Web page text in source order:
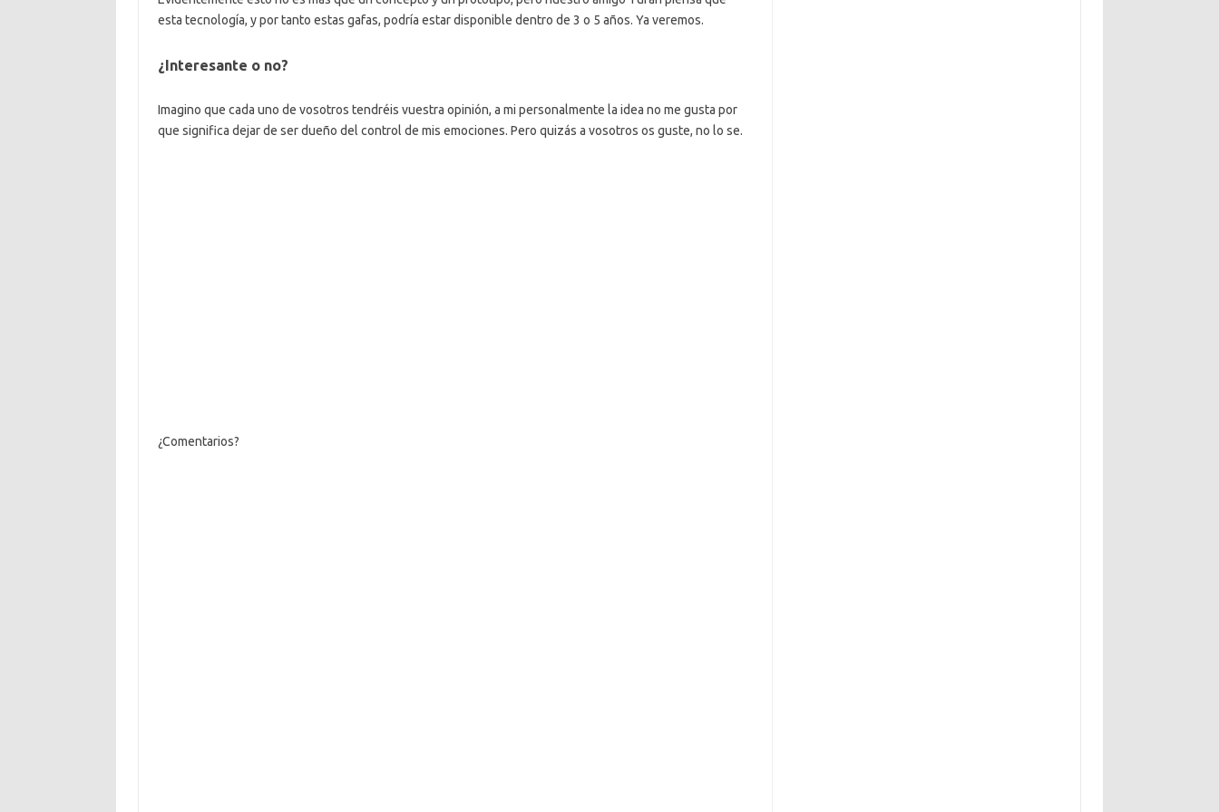
esta tecnología, y por tanto estas gafas, podría estar disponible dentro de 3 o 5 años. Ya veremos.
¿Interesante o no?
Imagino que cada uno de vosotros tendréis vuestra opinión, a mi personalmente la idea no me gusta por
que significa dejar de ser dueño del control de mis emociones. Pero quizás a vosotros os guste, no lo se.
¿Comentarios?